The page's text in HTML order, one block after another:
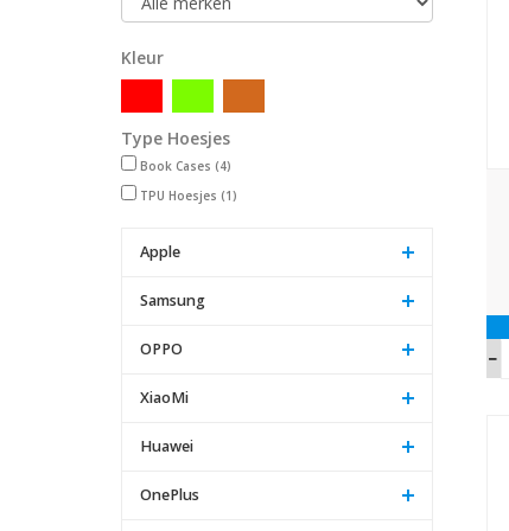
Kleur
Type Hoesjes
Book Cases (4)
TPU Hoesjes (1)
Apple
Samsung
OPPO
XiaoMi
Huawei
OnePlus